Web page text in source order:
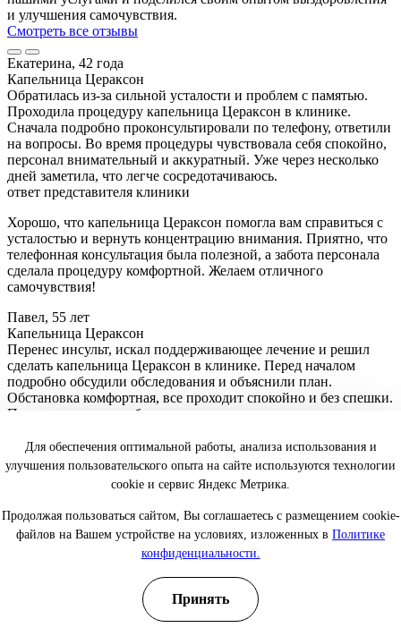
и улучшения самочувствия.
Смотреть все отзывы
Екатерина, 42 года
Капельница Цераксон
Обратилась из-за сильной усталости и проблем с памятью.
Проходила процедуру капельница Цераксон в клинике.
Сначала подробно проконсультировали по телефону, ответили
на вопросы. Во время процедуры чувствовала себя спокойно,
персонал внимательный и аккуратный. Уже через несколько
дней заметила, что легче сосредотачиваюсь.
ответ представителя клиники
Хорошо, что капельница Цераксон помогла вам справиться с
усталостью и вернуть концентрацию внимания. Приятно, что
телефонная консультация была полезной, а забота персонала
сделала процедуру комфортной. Желаем отличного
самочувствия!
Павел, 55 лет
Капельница Цераксон
Перенес инсульт, искал поддерживающее лечение и решил
сделать капельница Цераксон в клинике. Перед началом
подробно обсудили обследования и объяснили план.
Обстановка комфортная, все проходит спокойно и без спешки.
Понравилось, что наблюдают во время процедуры и уточняют
концентрации.
ответ представителя клиники
Спасибо, что поделились своей историей. Мы искренне рады,
что восстановительный курс помогает вам, и вы уже
замечаете улучшения в концентрации. Желаем вам сил,
терпения и дальнейших успехов в восстановлении здоровья!
Обратилась из-за постоянной забывчивости и усталости. Мне
провели процедуру капельница Цераксон на дому, так как
Для обеспечения оптимальной работы, анализа использования и
улучшения пользовательского опыта на сайте используются технологии
cookie и сервис Яндекс Метрика.
Продолжая пользоваться сайтом, Вы соглашаетесь с размещением cookie-
файлов на Вашем устройстве на условиях, изложенных в Политике
конфиденциальности.
Принять